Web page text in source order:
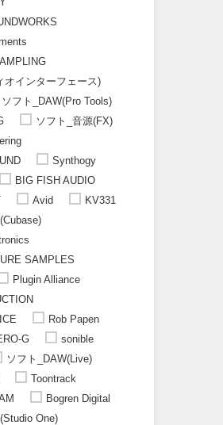
オインターフェース)
ソフト_DAW(Pro Tools)
ソフト_音源(FX)
Synthogy
BIG FISH AUDIO
Avid
KV331
SAMPLES
Plugin Alliance
Rob Papen
G
sonible
ソフト_DAW(Live)
Toontrack
Bogren Digital
One)